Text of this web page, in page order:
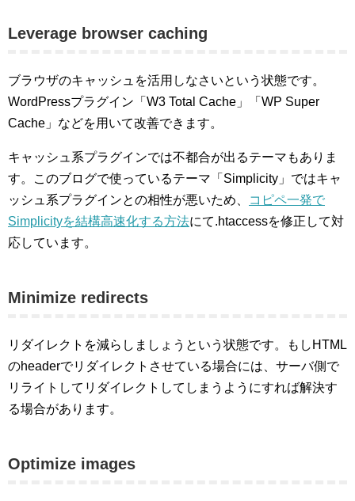
Leverage browser caching
ブラウザのキャッシュを活用しなさいという状態です。
WordPressプラグイン「W3 Total Cache」「WP Super
Cache」などを用いて改善できます。
キャッシュ系プラグインでは不都合が出るテーマもありま
す。このブログで使っているテーマ「Simplicity」ではキャ
ッシュ系プラグインとの相性が悪いため、
コピペ一発で
Simplicityを結構高速化する方法にて.htaccessを修正して対
応しています。
Minimize redirects
リダイレクトを減らしましょうという状態です。もしHTML
のheaderでリダイレクトさせている場合には、サーバ側で
リライトしてリダイレクトしてしまうようにすれば解決す
る場合があります。
Optimize images